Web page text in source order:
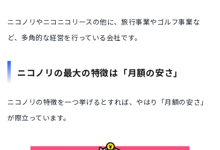
ニコノリやニコニコリースの他に、旅行事業やゴルフ事業な
ど、多角的な経営を行っている会社です。
ニコノリの最大の特徴は「月額の安さ」
ニコノリの特徴を一つ挙げるとすれば、やはり「月額の安さ」
が際立っています。